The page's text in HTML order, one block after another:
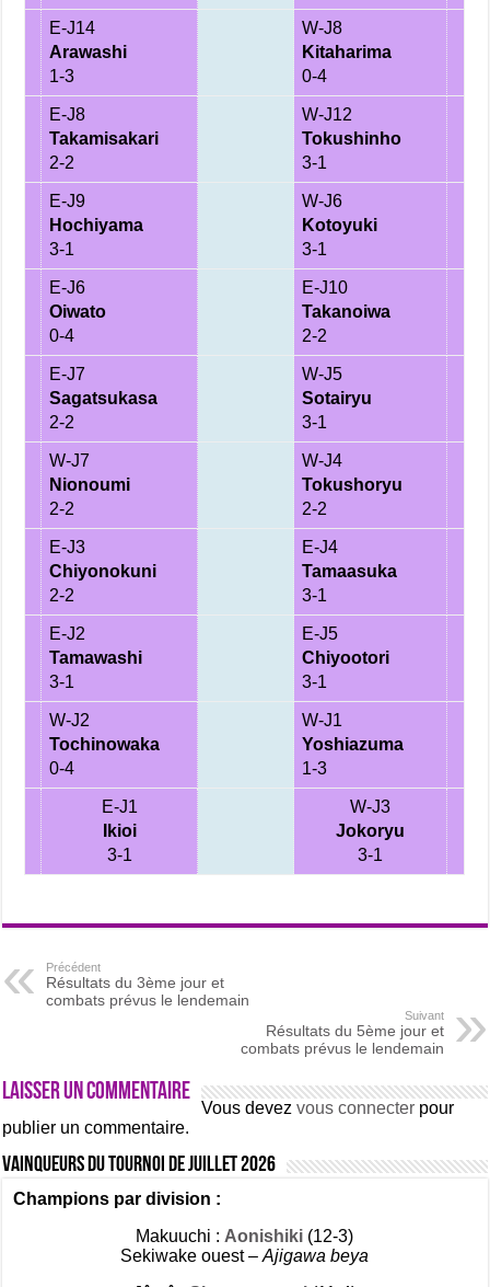
E-J14
Arawashi
1-3
W-J8
Kitaharima
0-4
E-J8
Takamisakari
2-2
W-J12
Tokushinho
3-1
E-J9
Hochiyama
3-1
W-J6
Kotoyuki
3-1
E-J6
Oiwato
0-4
E-J10
Takanoiwa
2-2
E-J7
Sagatsukasa
2-2
W-J5
Sotairyu
3-1
W-J7
Nionoumi
2-2
W-J4
Tokushoryu
2-2
E-J3
Chiyonokuni
2-2
E-J4
Tamaasuka
3-1
E-J2
Tamawashi
3-1
E-J5
Chiyootori
3-1
W-J2
Tochinowaka
0-4
W-J1
Yoshiazuma
1-3
E-J1
Ikioi
3-1
W-J3
Jokoryu
3-1
Précédent
Résultats du 3ème jour et
combats prévus le lendemain
Suivant
Résultats du 5ème jour et
combats prévus le lendemain
Laisser un commentaire
Vous devezvous connecter pour
publier un commentaire.
Vainqueurs du tournoi de Juillet 2026
Champions par division :
Makuuchi : Aonishiki (12-3)
Sekiwake ouest –Ajigawa beya